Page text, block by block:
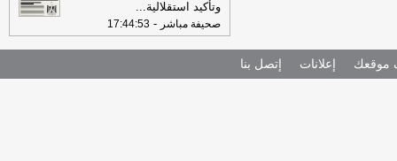
وتأكيد استقلالية...
صحيفة مباشر -
17:44:53
موقعك إعلانات إتصل بنا